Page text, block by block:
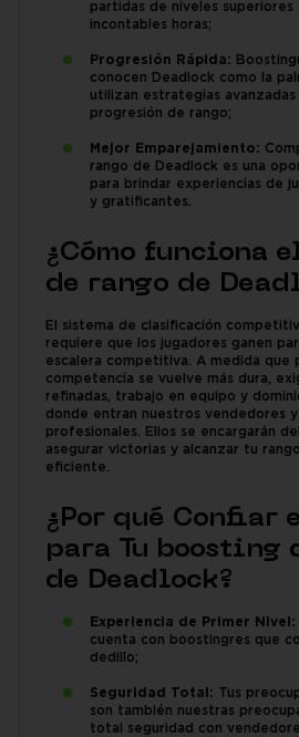
partidas de niveles superiores
incontables horas;
Progresión Rápida:
conocen Deadlock como la
utilizan estrategias
progresión de rango;
Mejor Emparejamiento:
rango de Deadlock es una
para brindar experiencias de
y gratificantes.
¿Cómo funciona
de rango de
El sistema de clasificación
requiere que los jugadores ganen
escalera competitiva. A medida que
competencia se vuelve más dura,
refinadas, trabajo en equipo y
donde entran nuestros vendedores
profesionales. Ellos se encargarán
asegurar victorias y alcanzar tu
eficiente.
¿Por qué Confiar
para Tu boosting
de Deadlock?
Experiencia de Primer Nivel:
cuenta con boostingres que
dedillo;
Seguridad Total: Tus
son también nuestras
total seguridad con